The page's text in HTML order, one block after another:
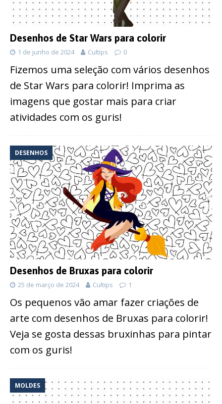
Desenhos de Star Wars para colorir
1 de junho de 2024 Cultips 0
Fizemos uma seleção com vários desenhos
de Star Wars para colorir! Imprima as
imagens que gostar mais para criar
atividades com os guris!
DESENHOS
Desenhos de Bruxas para colorir
25 de março de 2024 Cultips 1
Os pequenos vão amar fazer criações de
arte com desenhos de Bruxas para colorir!
Veja se gosta dessas bruxinhas para pintar
com os guris!
MOLDES